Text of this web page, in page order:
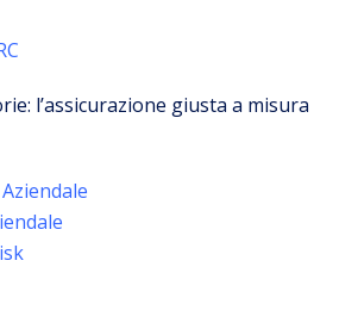
l’assicurazione giusta a misura